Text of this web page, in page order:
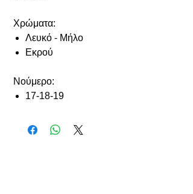
Χρώματα:
Λευκό - Μήλο
Εκρού
Nούμερο:
17-18-19